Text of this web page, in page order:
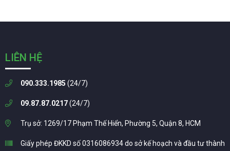
LIÊN HỆ
090.333.1985 (24/7)
09.87.87.0217(24/7)
Trụ sở: 1269/17 Phạm Thế Hiển, Phường 5, Quận 8, HCM
Giấy phép ĐKKD số 0316086934 do sở kế hoạch và đầu tư thành